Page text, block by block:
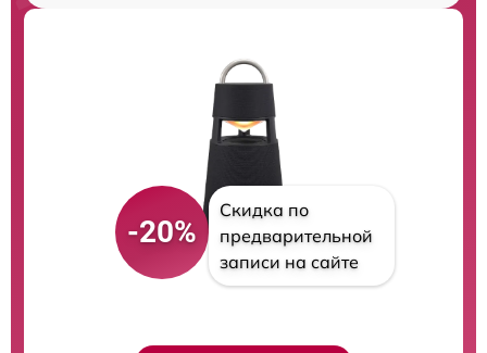
-20%
Скидка по
предварительной
записи на сайте